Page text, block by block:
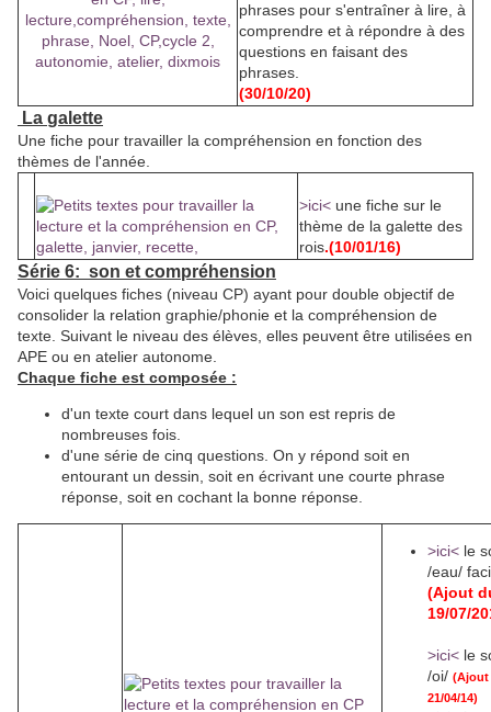
phrases pour s'entraîner à lire, à
comprendre et à répondre à des
questions en faisant des
phrases.
(30/10/20)
La galette
Une fiche pour travailler la compréhension en fonction des
thèmes de l'année.
>ici< une fiche sur le
thème de la galette des
rois.(10/01/16)
Série 6: son et compréhension
Voici quelques fiches (niveau CP) ayant pour double objectif de
consolider la relation graphie/phonie et la compréhension de
texte. Suivant le niveau des élèves, elles peuvent être utilisées en
APE ou en atelier autonome.
Chaque fiche est composée :
d'un texte court dans lequel un son est repris de
nombreuses fois.
d'une série de cinq questions. On y répond soit en
entourant un dessin, soit en écrivant une courte phrase
réponse, soit en cochant la bonne réponse.
>ici< le
/eau/
(Ajout
19/07/
>ici< le
/oi/ (Ajout
21/04/14)